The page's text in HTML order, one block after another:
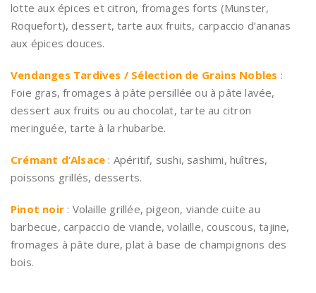
lotte aux épices et citron, fromages forts (Munster,
Roquefort), dessert, tarte aux fruits, carpaccio d’ananas
aux épices douces.
Vendanges Tardives / Sélection de Grains Nobles :
Foie gras, fromages à pâte persillée ou à pâte lavée,
dessert aux fruits ou au chocolat, tarte au citron
meringuée, tarte à la rhubarbe.
Crémant d’Alsace : Apéritif, sushi, sashimi, huîtres,
poissons grillés, desserts.
Pinot noir : Volaille grillée, pigeon, viande cuite au
barbecue, carpaccio de viande, volaille, couscous, tajine,
fromages à pâte dure, plat à base de champignons des
bois.